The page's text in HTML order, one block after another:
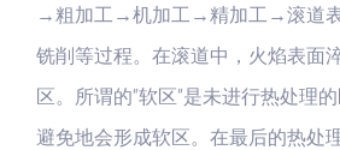
→粗加工→机加工→精加工→滚道
铣削等过程。在滚道中，火焰表面
区。所谓的“软区”是未进行热处理
避免地会形成软区。在最后的热处